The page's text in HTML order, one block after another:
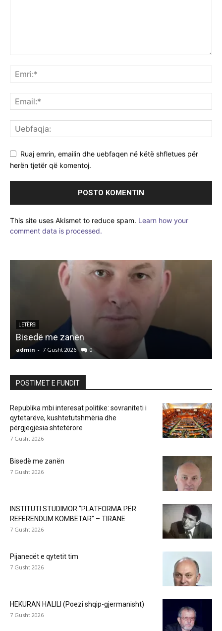
Ruaj emrin, emailin dhe uebfaqen në këtë shfletues për
herën tjetër që komentoj.
This site uses Akismet to reduce spam. Learn how your
comment data is processed.
LETËRSI
Bisedë me zanën
admin - 7 Gusht 2026 0
POSTIMET E FUNDIT
Republika mbi interesat politike: sovraniteti i
qytetarëve, kushtetutshmëria dhe
përgjegjësia shtetërore
7 Gusht 2026
Bisedë me zanën
7 Gusht 2026
INSTITUTI STUDIMOR “PLATFORMA PËR
REFERENDUM KOMBËTAR” – TIRANË
7 Gusht 2026
Pijanecët e qytetit tim
7 Gusht 2026
HEKURAN HALILI (Poezi shqip-gjermanisht)
7 Gusht 2026